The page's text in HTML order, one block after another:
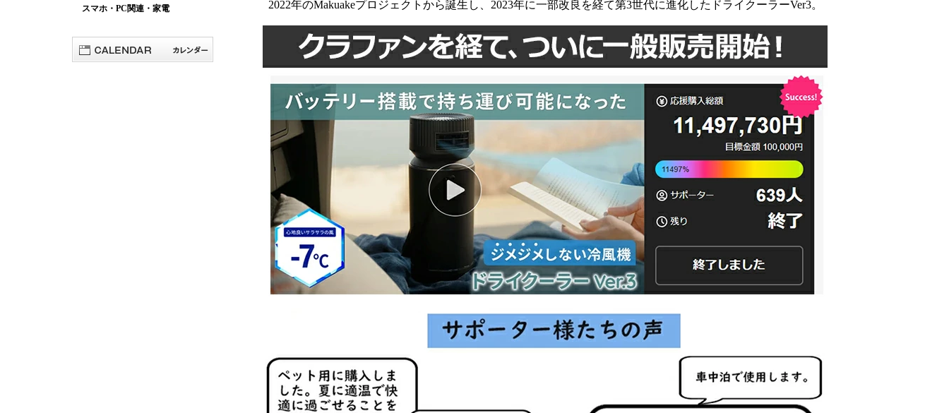
スマホ・PC関連・家電
2022年のMakuakeプロジェクトから誕生し、2023年に一部改良を経て第3世代に進化したドライクーラーVer3。